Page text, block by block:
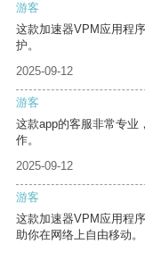
游客
这款加速器VPM应用程
护。
2025-09-12
游客
这款app的客服非常专业
作。
2025-09-12
游客
这款加速器VPM应用程
助你在网络上自由移动。